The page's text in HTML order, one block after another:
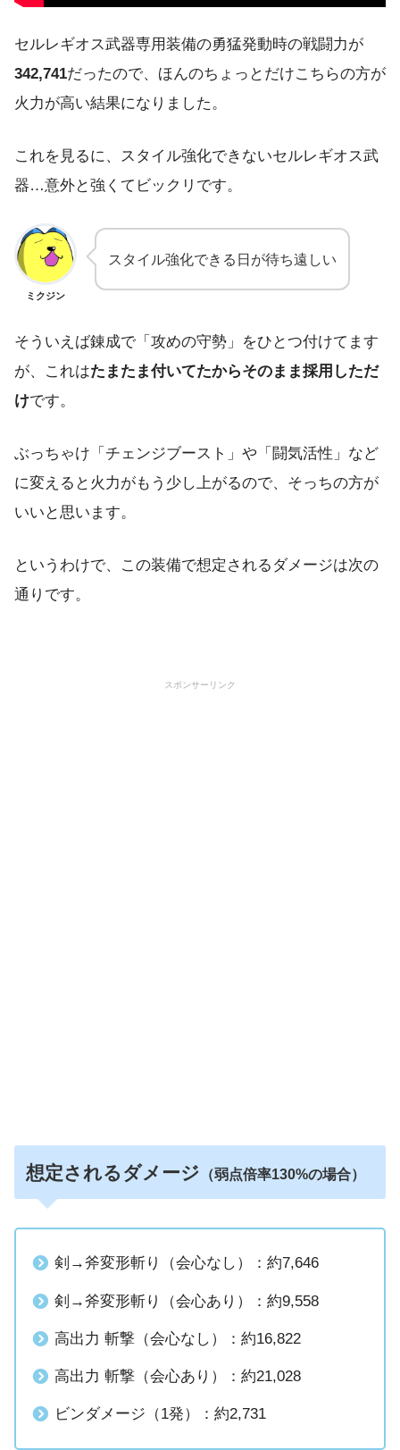
セルレギオス武器専用装備の勇猛発動時の戦闘力が
342,741だったので、ほんのちょっとだけこちらの方が
火力が高い結果になりました。
これを見るに、スタイル強化できないセルレギオス武
器…意外と強くてビックリです。
ミクジン
スタイル強化できる日が待ち遠しい
そういえば錬成で「攻めの守勢」をひとつ付けてます
が、これはたまたま付いてたからそのまま採用しただ
けです。
ぶっちゃけ「チェンジブースト」や「闘気活性」など
に変えると火力がもう少し上がるので、そっちの方が
いいと思います。
というわけで、この装備で想定されるダメージは次の
通りです。
スポンサーリンク
想定されるダメージ （弱点倍率130%の場合）
剣→斧変形斬り（会心なし）：約7,646
剣→斧変形斬り（会心あり）：約9,558
高出力 斬撃（会心なし）：約16,822
高出力 斬撃（会心あり）：約21,028
ビンダメージ（1発）：約2,731